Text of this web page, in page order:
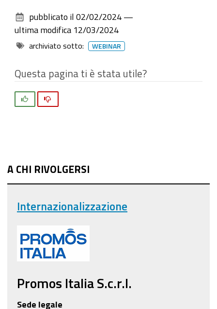
documento
pubblicato il 02/02/2024 —
ultima modifica 12/03/2024
archiviato sotto: WEBINAR
Questa pagina ti è stata utile?
A CHI RIVOLGERSI
Internazionalizzazione
Promos Italia S.c.r.l.
Sede legale